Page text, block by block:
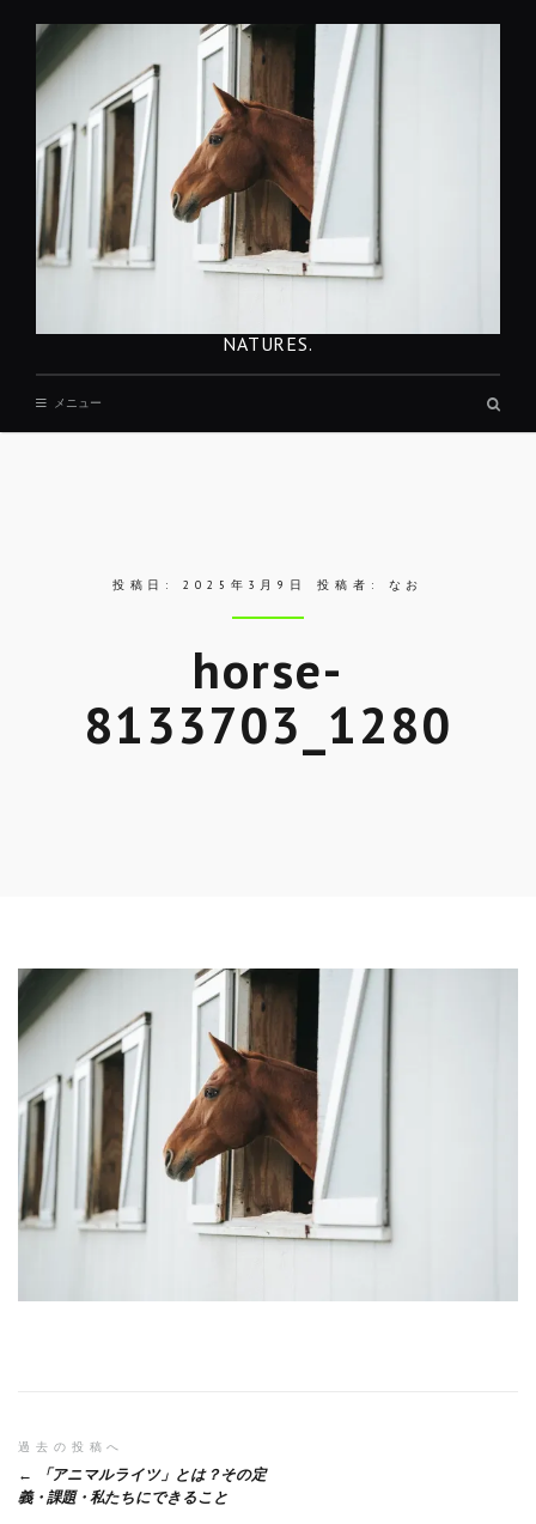
NATURES.
メニュー
投稿日:2025年3月9日 投稿者: なお
horse-
8133703_1280
投
稿
過去の投稿へ
「アニマルライツ」とは？その定
義・課題・私たちにできること